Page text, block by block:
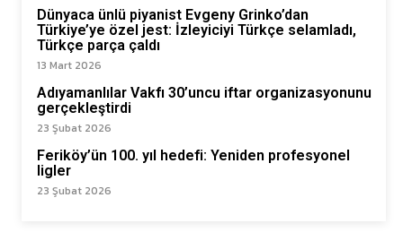
Dünyaca ünlü piyanist Evgeny Grinko’dan
Türkiye’ye özel jest: İzleyiciyi Türkçe selamladı,
Türkçe parça çaldı
13 Mart 2026
Adıyamanlılar Vakfı 30’uncu iftar organizasyonunu
gerçekleştirdi
23 Şubat 2026
Feriköy’ün 100. yıl hedefi: Yeniden profesyonel
ligler
23 Şubat 2026